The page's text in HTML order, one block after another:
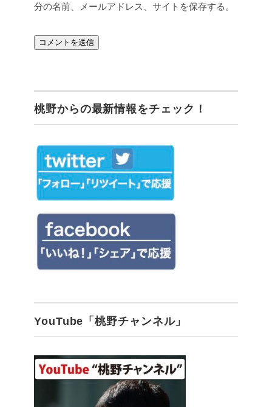
分の名前、メールアドレス、サイトを保存する。
桃野からの最新情報をチェック！
YouTube「桃野チャンネル」